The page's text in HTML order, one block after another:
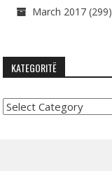
March 2017 (299)
KATEGORITË
Kategoritë